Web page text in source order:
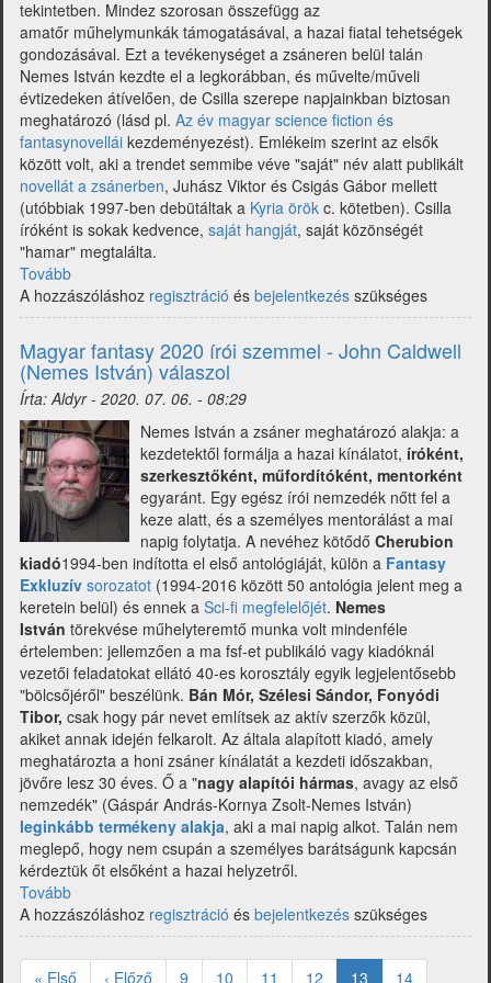
tekintetben. Mindez szorosan összefügg az
amatőr műhelymunkák támogatásával, a hazai fiatal tehetségek
gondozásával. Ezt a tevékenységet a zsáneren belül talán
Nemes István kezdte el a legkorábban, és művelte/műveli
évtizedeken átívelően, de Csilla szerepe napjainkban biztosan
meghatározó (lásd pl. Az év magyar science fiction és
fantasynovellái kezdeményezést). Emlékeim szerint az elsők
között volt, aki a trendet semmibe véve "saját" név alatt publikált
novellát a zsánerben, Juhász Viktor és Csigás Gábor mellett
(utóbbiak 1997-ben debütáltak a Kyria örök c. kötetben). Csilla
íróként is sokak kedvence, saját hangját, saját közönségét
"hamar" megtalálta.
Tovább
fantasy
2020
szemmel
-
Kleinheincz
Csilla
válaszol)
A hozzászóláshoz regisztráció és bejelentkezés szükséges
Magyar fantasy 2020 írói szemmel - John Caldwell
(Nemes István) válaszol
Írta:Aldyr- 2020. 07. 06. - 08:29
Nemes István a zsáner meghatározó alakja: a
kezdetektől formálja a hazai kínálatot, íróként,
szerkesztőként, műfordítóként, mentorként
egyaránt. Egy egész írói nemzedék nőtt fel a
keze alatt, és a személyes mentorálást a mai
napig folytatja. A nevéhez kötődő Cherubion
kiadó1994-ben indította el első antológiáját, külön a Fantasy
Exkluzív sorozatot (1994-2016 között 50 antológia jelent meg a
keretein belül) és ennek a Sci-fi megfelelőjét. Nemes
István törekvése műhelyteremtő munka volt mindenféle
értelemben: jellemzően a ma fsf-et publikáló vagy kiadóknál
vezetői feladatokat ellátó 40-es korosztály egyik legjelentősebb
"bölcsőjéről" beszélünk. Bán Mór, Szélesi Sándor, Fonyódi
Tibor, csak hogy pár nevet említsek az aktív szerzők közül,
akiket annak idején felkarolt. Az általa alapított kiadó, amely
meghatározta a honi zsáner kínálatát a kezdeti időszakban,
jövőre lesz 30 éves. Ő a "nagy alapítói hármas, avagy az első
nemzedék" (Gáspár András-Kornya Zsolt-Nemes István)
leginkább termékeny alakja, aki a mai napig alkot. Talán nem
meglepő, hogy nem csupán a személyes barátságunk kapcsán
kérdeztük őt elsőként a hazai helyzetről.
Tovább
fantasy
2020
írói
A hozzászóláshoz regisztráció és bejelentkezés szükséges
Oldalszámozás
Első
« Első
Előző
‹ Előző Oldal
9 Oldal
10 Oldal
11 Oldal
12
Jelenlegi
13 Oldal
14